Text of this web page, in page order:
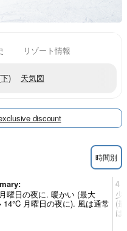
リゾート情報
) 天気図
discount
時間別
曜日の夜に. 暖かい (最大
月曜日の夜に). 風は通常
4 -
少
(
は